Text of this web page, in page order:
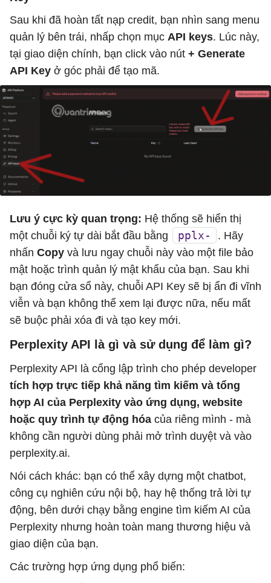
Sau khi đã hoàn tất nạp credit, bạn nhìn sang menu
quản lý bên trái, nhấp chọn mục API keys. Lúc này,
tại giao diện chính, bạn click vào nút + Generate
API Key ở góc phải để tạo mã.
Lưu ý cực kỳ quan trọng: Hệ thống sẽ hiển thị
một chuỗi ký tự dài bắt đầu bằng
pplx-
. Hãy
nhấn Copy và lưu ngay chuỗi này vào một file bảo
mật hoặc trình quản lý mật khẩu của bạn. Sau khi
bạn đóng cửa sổ này, chuỗi API Key sẽ bị ẩn đi vĩnh
viễn và bạn không thể xem lại được nữa, nếu mất
sẽ buộc phải xóa đi và tạo key mới.
Perplexity API là gì và sử dụng để làm gì?
Perplexity API là cổng lập trình cho phép developer
tích hợp trực tiếp khả năng tìm kiếm và tổng
hợp AI của Perplexity vào ứng dụng, website
hoặc quy trình tự động hóa của riêng mình - mà
không cần người dùng phải mở trình duyệt và vào
perplexity.ai.
Nói cách khác: bạn có thể xây dựng một chatbot,
công cụ nghiên cứu nội bộ, hay hệ thống trả lời tự
động, bên dưới chạy bằng engine tìm kiếm AI của
Perplexity nhưng hoàn toàn mang thương hiệu và
giao diện của bạn.
Các trường hợp ứng dụng phổ biến: